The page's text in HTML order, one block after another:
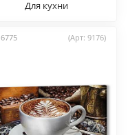
Для кухни
6775 (Арт: 9176)